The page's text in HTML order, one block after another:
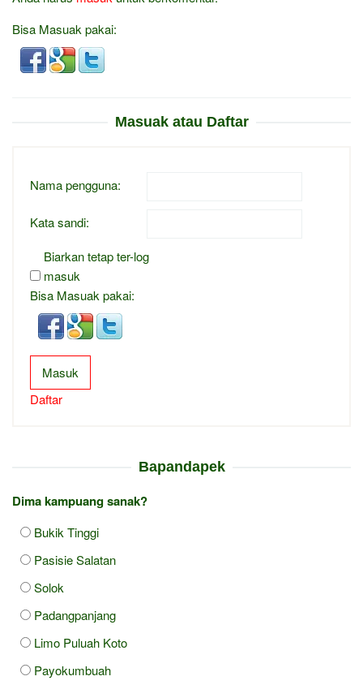
Bisa Masuak pakai:
Masuak atau Daftar
Nama pengguna:
Kata sandi:
Biarkan tetap ter-log
masuk
Bisa Masuak pakai:
Masuk
Daftar
Bapandapek
Dima kampuang sanak?
Bukik Tinggi
Pasisie Salatan
Solok
Padangpanjang
Limo Puluah Koto
Payokumbuah